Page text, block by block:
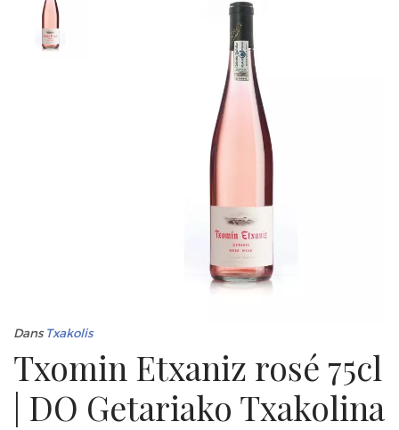
DansTxakolis
Txomin Etxaniz rosé 75cl
| DO Getariako Txakolina